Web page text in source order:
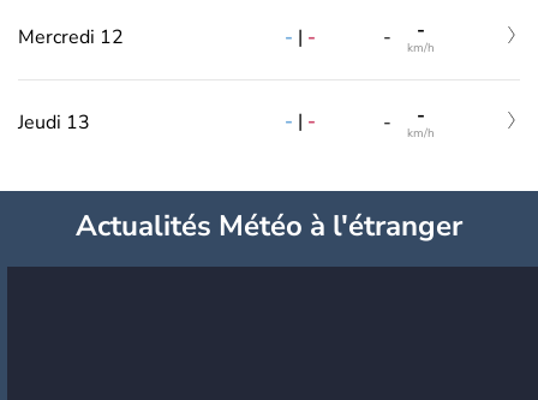
Mercredi 12 - | - - -
km/h
Jeudi 13 - | - - -
km/h
Actualités Météo à l'étranger